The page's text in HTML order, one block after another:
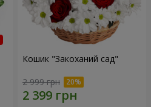
Кошик "Закоханий сад"
2 999 грн